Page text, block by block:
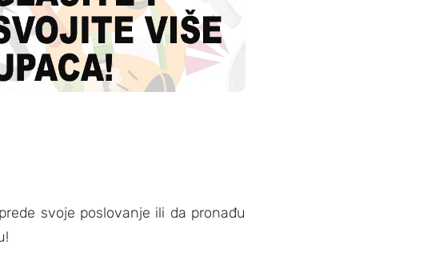
svoje poslovanje ili da pronađu